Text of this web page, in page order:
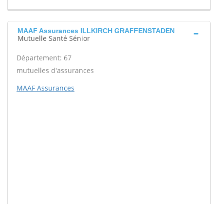
MAAF Assurances ILLKIRCH GRAFFENSTADEN
Mutuelle Santé Sénior
Département: 67
mutuelles d'assurances
MAAF Assurances